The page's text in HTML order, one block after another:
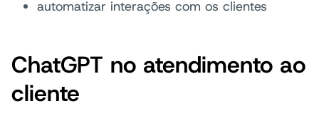
automatizar interações com os clientes
ChatGPT no atendimento ao
cliente